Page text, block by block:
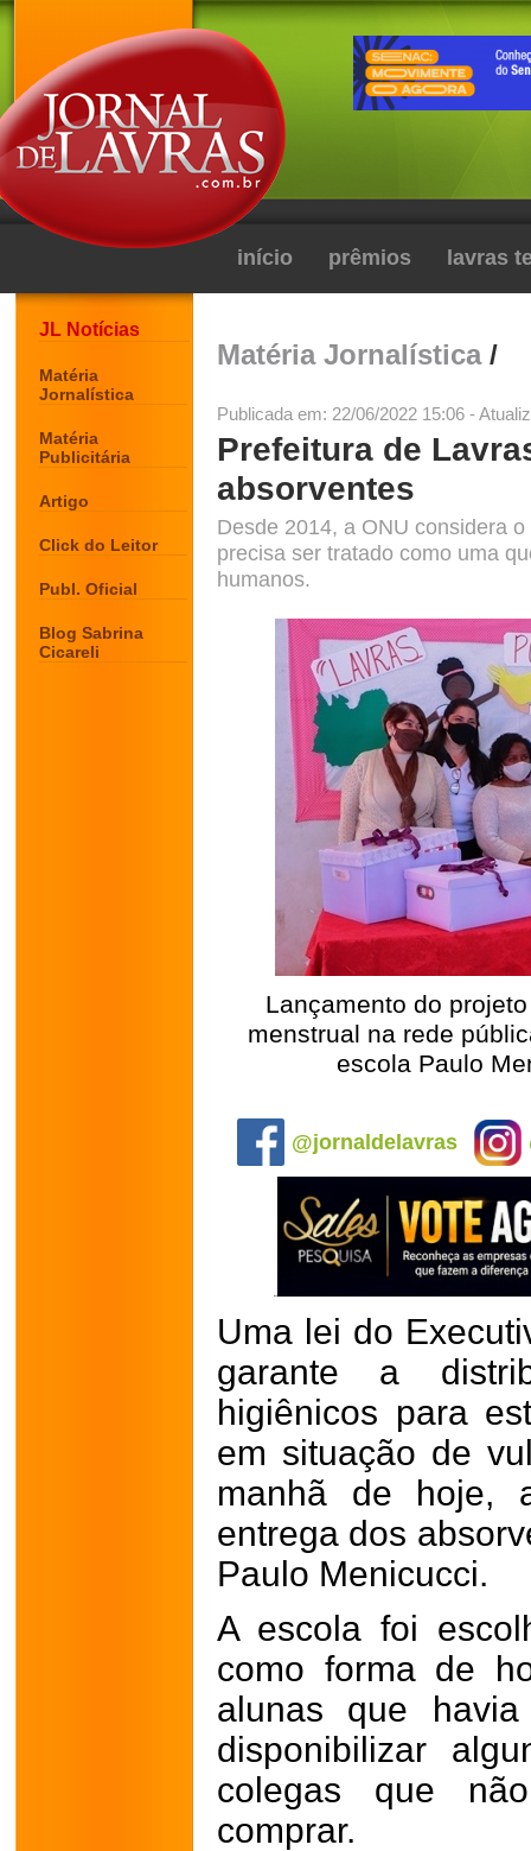
início prêmios lavras
JL Notícias
Matéria
Jornalística
Matéria
Publicitária
Artigo
Click do Leitor
Publ. Oficial
Blog Sabrina
Cicareli
Matéria Jornalística/
Publicada em: 22/06/2022 15:06 -
Prefeitura de
absorventes
Desde 2014, a ONU considera
precisa ser tratado como uma
humanos.
Lançamento do
menstrual na rede
escola Paulo
@jornaldelavras
Uma lei do
garante a
higiênicos para
em situação de
manhã de hoje,
entrega dos
Paulo Menicucci.
A escola foi
como forma de
alunas que
disponibilizar
colegas que
comprar.